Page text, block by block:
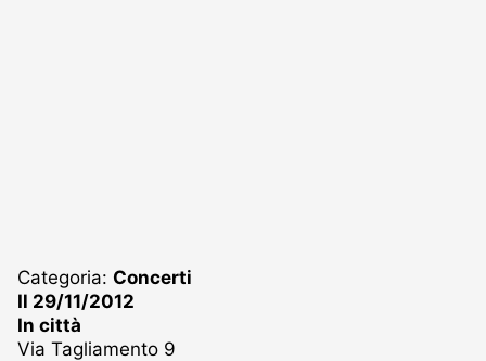
Categoria: Concerti
Il 29/11/2012
In città
Via Tagliamento 9